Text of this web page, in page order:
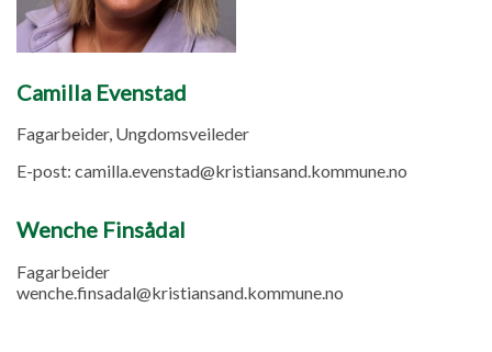
Camilla Evenstad
Fagarbeider, Ungdomsveileder
E-post: camilla.evenstad@kristiansand.kommune.no
Wenche Finsådal
Fagarbeider
wenche.finsadal@kristiansand.kommune.no